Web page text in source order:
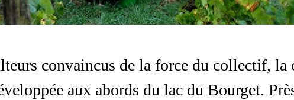
convaincus de la force du collectif, la
aux abords du lac du Bourget.